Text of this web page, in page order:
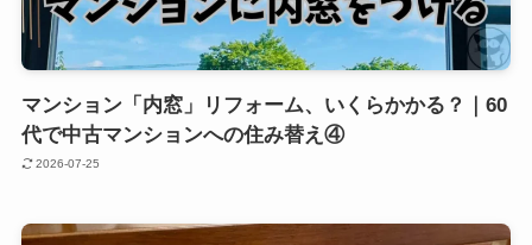
マンション「内窓」リフォーム、いくらかかる？｜60
代で中古マンションへの住み替え④
2026-07-25